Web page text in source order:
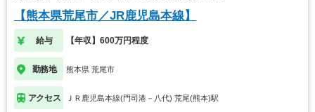
【熊本県荒尾市／JR鹿児島本線】
給与 【年収】600万円程度
勤務地 熊本県 荒尾市
アクセス ＪＲ鹿児島本線(門司港－八代) 荒尾(熊本)駅